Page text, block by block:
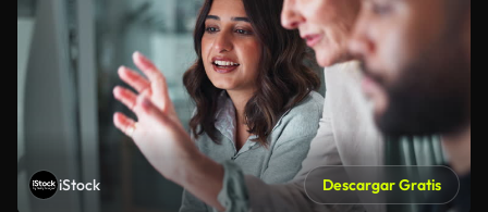
iStock Descargar Gratis